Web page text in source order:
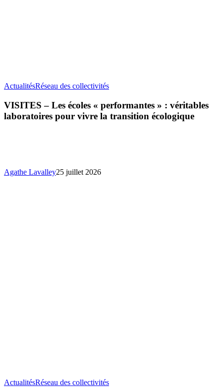
ActualitésRéseau des collectivitésVISITES
Les
écoles
«
VISITES – Les écoles « performantes » : véritables
laboratoires pour vivre la transition écologique
Agathe Lavalley25 juillet 2026
ActualitésRéseau des collectivitésATELIER